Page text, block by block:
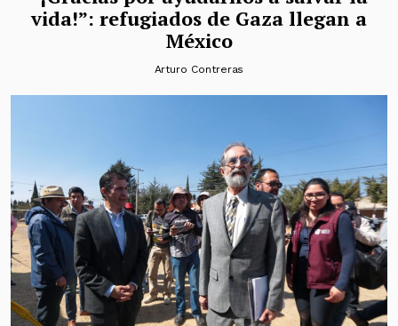
vida!”: refugiados de Gaza llegan a
México
Arturo Contreras